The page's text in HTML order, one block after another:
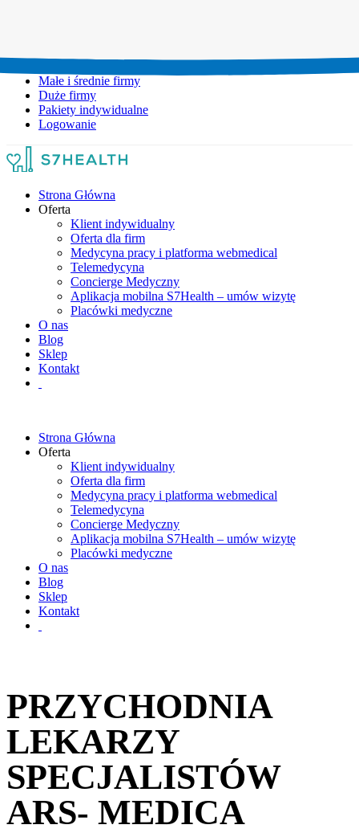
Małe i średnie firmy
Duże firmy
Pakiety indywidualne
Logowanie
Strona Główna
Oferta
Klient indywidualny
Oferta dla firm
Medycyna pracy i platforma webmedical
Telemedycyna
Concierge Medyczny
Aplikacja mobilna S7Health – umów wizytę
Placówki medyczne
O nas
Blog
Sklep
Kontakt
Strona Główna
Oferta
Klient indywidualny
Oferta dla firm
Medycyna pracy i platforma webmedical
Telemedycyna
Concierge Medyczny
Aplikacja mobilna S7Health – umów wizytę
Placówki medyczne
O nas
Blog
Sklep
Kontakt
PRZYCHODNIA
LEKARZY
SPECJALISTÓW
ARS- MEDICA